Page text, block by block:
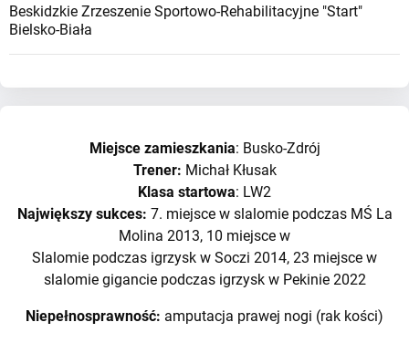
Beskidzkie Zrzeszenie Sportowo-Rehabilitacyjne "Start"
Bielsko-Biała
Miejsce zamieszkania: Busko-Zdrój
Trener: Michał Kłusak
Klasa startowa: LW2
Największy sukces: 7. miejsce w slalomie podczas MŚ La
Molina 2013, 10 miejsce w
Slalomie podczas igrzysk w Soczi 2014, 23 miejsce w
slalomie gigancie podczas igrzysk w Pekinie 2022
Niepełnosprawność: amputacja prawej nogi (rak kości)